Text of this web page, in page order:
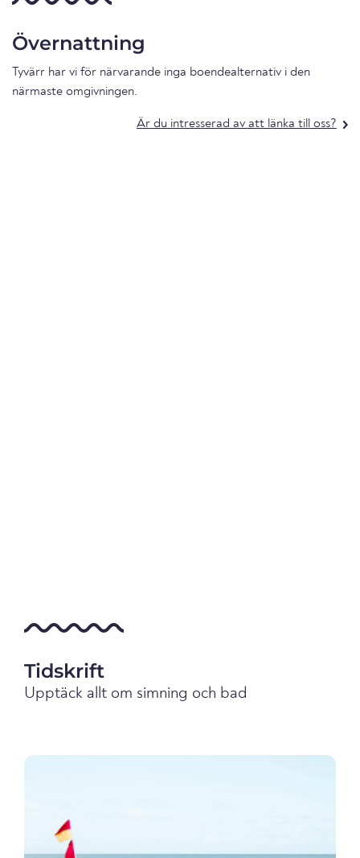
Övernattning
Tyvärr har vi för närvarande inga boendealternativ i den
närmaste omgivningen.
Är du intresserad av att länka till oss?
Tidskrift
Upptäck allt om simning och bad